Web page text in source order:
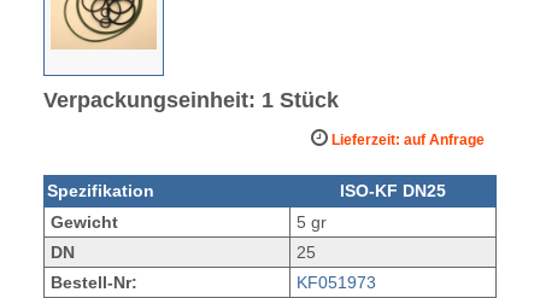
Verpackungseinheit: 1 Stück
Lieferzeit: auf Anfrage
Spezifikation
ISO-KF DN25
Gewicht
5 gr
DN
25
Bestell-Nr:
KF051973